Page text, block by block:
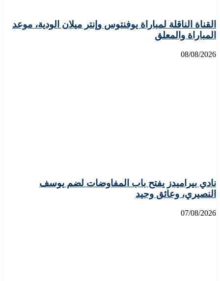
القناة الناقلة لمباراة يوفنتوس وإنتر ميلان الودية، موعد
المباراة والمعلق
08/08/2026
نادي بيراميدز يفتح باب المفاوضات لضم يوسف
النصيري، وعائق وحيد
07/08/2026